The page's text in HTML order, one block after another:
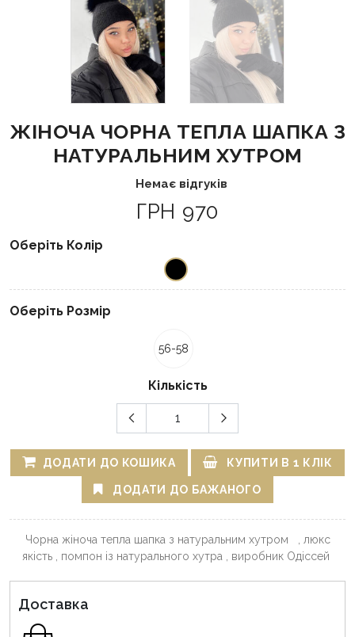
ЖІНОЧА ЧОРНА ТЕПЛА ШАПКА З
НАТУРАЛЬНИМ ХУТРОМ
Немає відгуків
ГРН 970
Оберіть Колір
Оберіть Розмір
56-58
Кількість
ДОДАТИ ДО КОШИКА КУПИТИ В 1 КЛІК
ДОДАТИ ДО БАЖАНОГО
Чорна жіноча тепла шапка з натуральним хутром , люкс
якість , помпон із натурального хутра , виробник Одіссей
Доставка